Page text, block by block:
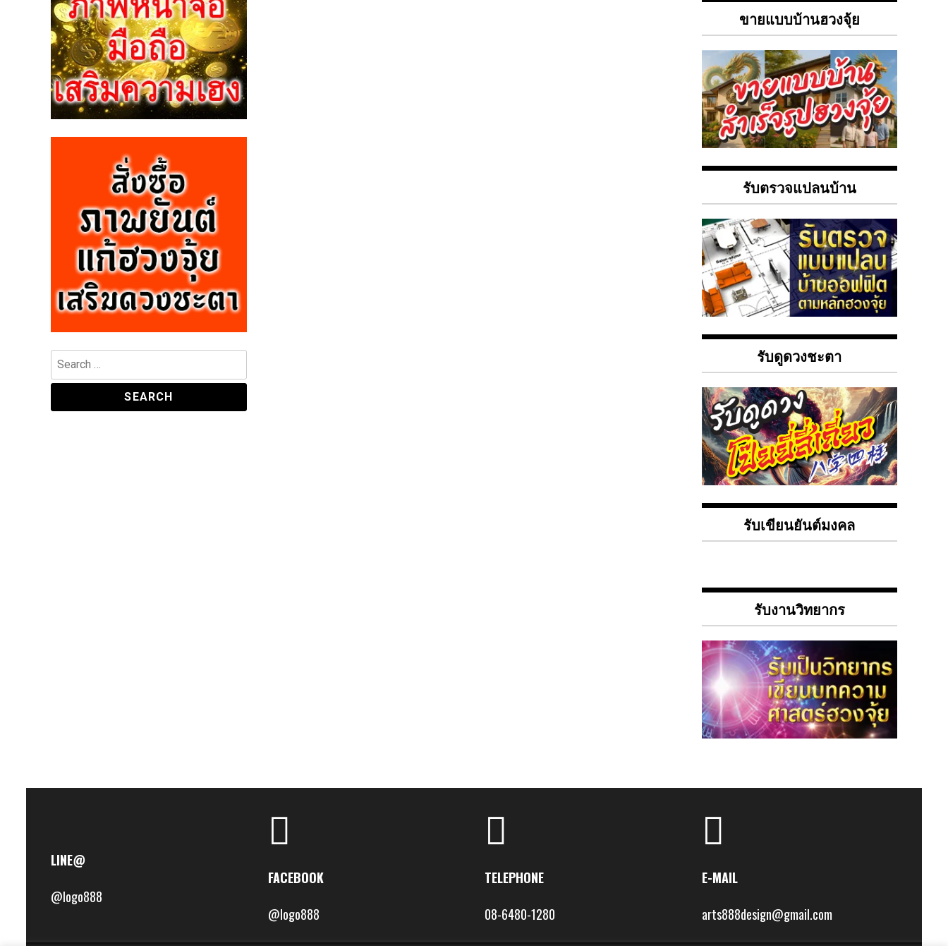
ขายแบบบ้านฮวงจุ้ย
รับตรวจแปลนบ้าน
รับดูดวงชะตา
รับเขียนยันต์มงคล
รับงานวิทยากร
LINE@
@logo888
FACEBOOK
@logo888
TELEPHONE
08-6480-1280
E-MAIL
arts888design@gmail.com